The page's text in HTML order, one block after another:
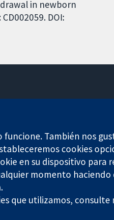
in newborn
DOI:
registered in England &
También nos
cookies
en su dispositivo para
momento haciendo
que utilizamos, consulte